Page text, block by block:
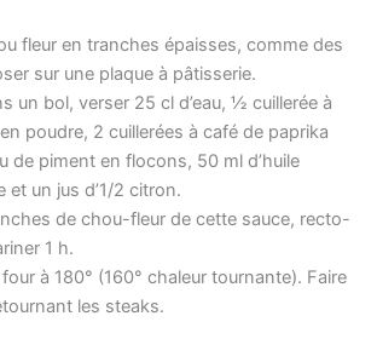
fleur en tranches épaisses, comme des
sur une plaque à pâtisserie.
un bol, verser 25 cl d’eau, ½ cuillerée à
poudre, 2 cuillerées à café de paprika
de piment en flocons, 50 ml d’huile
et un jus d’1/2 citron.
de chou-fleur de cette sauce, recto-
1 h.
à 180° (160° chaleur tournante). Faire
les steaks.